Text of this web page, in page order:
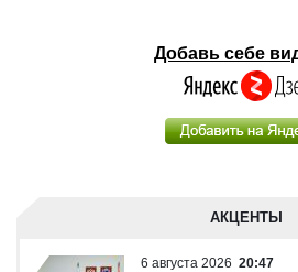
Добавь себе
АКЦЕНТЫ
6 августа 2026 20:47